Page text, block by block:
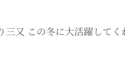
冬に大活躍してくれ